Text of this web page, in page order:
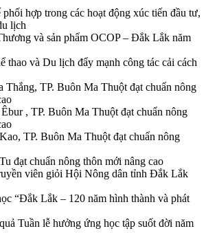
hợp trong các hoạt động xúc tiến đầu tư,
lịch
và sản phẩm OCOP – Đắk Lắk năm
thao và Du lịch đẩy mạnh công tác cải cách
Thắng, TP. Buôn Ma Thuột đạt chuẩn nông
, TP. Buôn Ma Thuột đạt chuẩn nông
TP. Buôn Ma Thuột đạt chuẩn nông
đạt chuẩn nông thôn mới nâng cao
viên giỏi Hội Nông dân tỉnh Đắk Lắk
“Đắk Lắk – 120 năm hình thành và phát
Tuần lễ hưởng ứng học tập suốt đời năm